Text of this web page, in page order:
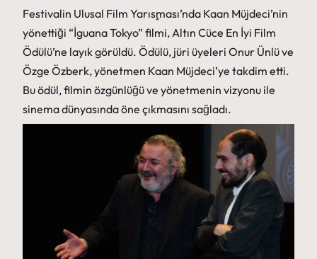
Festivalin Ulusal Film Yarışması’nda Kaan Müjdeci’nin
yönettiği “İguana Tokyo” filmi, Altın Cüce En İyi Film
Ödülü’ne layık görüldü. Ödülü, jüri üyeleri Onur Ünlü ve
Özge Özberk, yönetmen Kaan Müjdeci’ye takdim etti.
Bu ödül, filmin özgünlüğü ve yönetmenin vizyonu ile
sinema dünyasında öne çıkmasını sağladı.